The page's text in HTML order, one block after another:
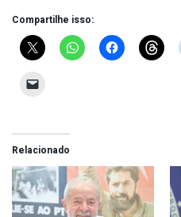
Compartilhe isso:
Relacionado